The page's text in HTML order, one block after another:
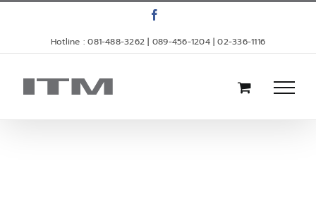
Hotline : 081-488-3262 | 089-456-1204 | 02-336-1116